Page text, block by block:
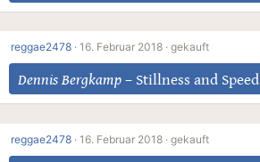
reggae2478 · 16. Februar 2018 · gekauft
Dennis Bergkamp – Stillness and Speed
reggae2478 · 16. Februar 2018 · gekauft